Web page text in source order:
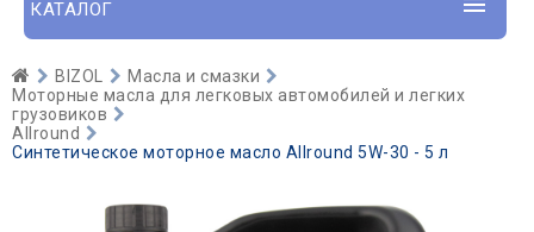
КАТАЛОГ
BIZOL
Масла и смазки
Моторные масла для легковых автомобилей и легких
грузовиков
Allround
Синтетическое моторное масло Allround 5W-30 - 5 л